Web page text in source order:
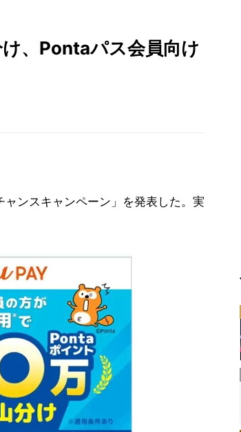
、Pontaパス会員向け
ンスキャンペーン」を発表した。実